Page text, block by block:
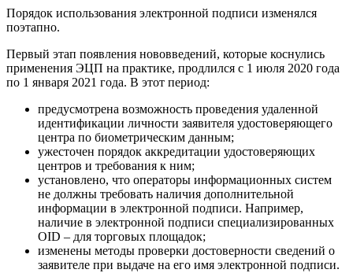
Порядок использования электронной подписи изменялся
поэтапно.
Первый этап появления нововведений, которые коснулись
применения ЭЦП на практике, продлился с 1 июля 2020 года
по 1 января 2021 года. В этот период:
предусмотрена возможность проведения удаленной
идентификации личности заявителя удостоверяющего
центра по биометрическим данным;
ужесточен порядок аккредитации удостоверяющих
центров и требования к ним;
установлено, что операторы информационных систем
не должны требовать наличия дополнительной
информации в электронной подписи. Например,
наличие в электронной подписи специализированных
OID – для торговых площадок;
изменены методы проверки достоверности сведений о
заявителе при выдаче на его имя электронной подписи.